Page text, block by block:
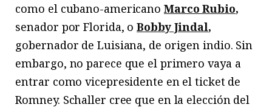
como el cubano-americano Marco Rubio,
senador por Florida, oBobby Jindal,
gobernador de Luisiana, de origen indio. Sin
embargo, no parece que el primero vaya a
entrar como vicepresidente en el ticket de
Romney. Schaller cree que en la elección del